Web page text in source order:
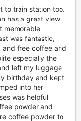
heti paikan
ilman huolia
on varattu oma
Lisäksi
välipaloja ja
käytettävissä,
Toyoko
valinta niille,
palveluja
to train station too.
has a great view
memorable
was fantastic,
and free coffee and
especially the
left my luggage
birthday and kept
into her
was helpful
powder and
coffee powder to